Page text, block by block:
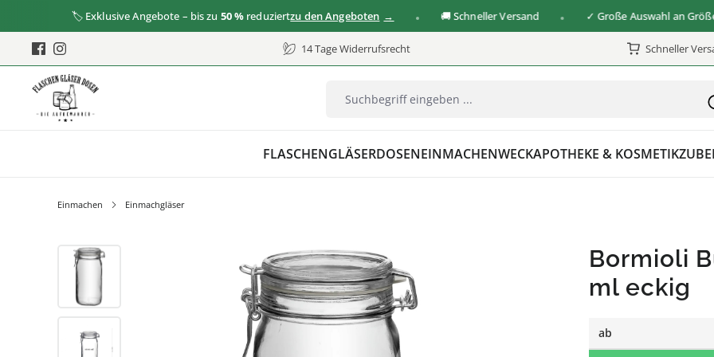
🏷️ Exklusive Angebote – bis zu50 % reduziertzu den Angeboten 🚚 Schneller Versand ✓ Große Auswahl an Größen &
14 Tage Widerrufsrecht Schneller
FLASCHENGLÄSERDOSENEINMACHENWECKAPOTHEKE & KOSMETIK
Einmachen Einmachgläser
Bildergalerie überspringen
Bormioli
ml eckig
ab